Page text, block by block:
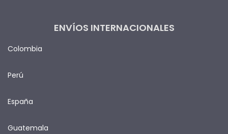
ENVÍOS INTERNACIONALES
Colombia
Perú
España
Guatemala